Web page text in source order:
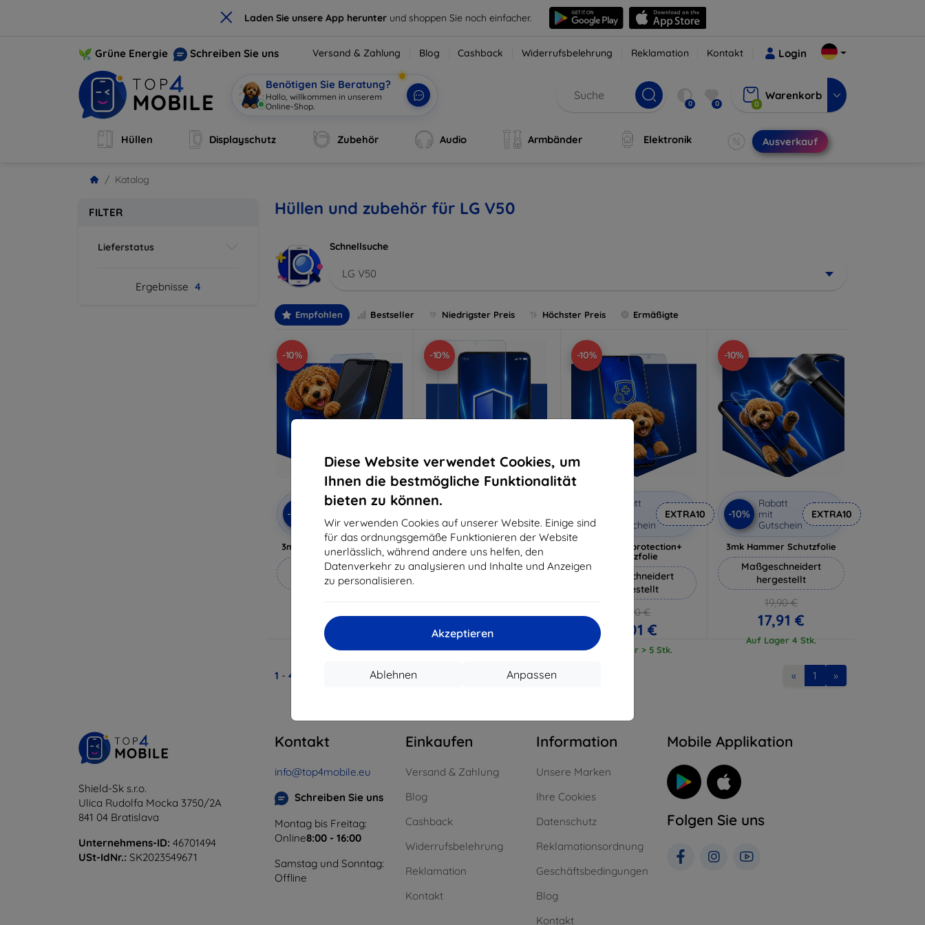
× Laden Sie unsere App herunter und shoppen Sie noch einfacher.
Diese Website verwendet Cookies, um
Ihnen die bestmögliche Funktionalität
bieten zu können.
Wir verwenden Cookies auf unserer Website. Einige sind
für das ordnungsgemäße Funktionieren der Website
unerlässlich, während andere uns helfen, den
Datenverkehr zu analysieren und Inhalte und Anzeigen
zu personalisieren.
Akzeptieren
Anpassen
Ablehnen
Grüne Energie Schreiben Sie uns Versand & Zahlung Blog Cashback Widerrufsbelehrung Reklamation Kontakt Login
Benötigen Sie Beratung?
Hallo, willkommen in unserem
Online-Shop.
0 0 0
Warenkorb
Hüllen Displayschutz Zubehör Audio Armbänder Elektronik Ausverkauf
Katalog
FILTER
Lieferstatus
Ergebnisse 4
Hüllen und zubehör für LG V50
Schnellsuche
LG V50
Empfohlen Bestseller Niedrigster Preis Höchster Preis Ermäßigte
-10%
-10%
Rabatt
Gutschein
3mk Anti-Shock Schutzglas
Maßgeschneidert
hergestellt
15,21 €
Auf Lager > 5 Stk.
-10%
Gutschein
3mk Pure Matt Schutzglas
Maßgeschneidert
11,61 €
Auf Lager > 5 Stk.
-10%
Rabatt
Gutschein
EXTRA10
3mk Silverprotection+
Schutzfolie
Maßgeschneidert
hergestellt
18,90 €
17,01 €
Auf Lager > 5 Stk.
-10%
-10%
Rabatt
mit
Gutschein
EXTRA10
3mk Hammer Schutzfolie
Maßgeschneidert
hergestellt
19,90 €
17,91 €
Auf Lager 4 Stk.
1 - 4 « 1 »
Shield-Sk s.r.o.
Ulica Rudolfa Mocka 3750/2A
841 04 Bratislava
Unternehmens-ID: 46701494
USt-IdNr.: SK2023549671
Kontakt
info@top4mobile.eu
Schreiben Sie uns
Montag bis Freitag:
Online8:00 - 16:00
Samstag und Sonntag:
Offline
Einkaufen
Versand & Zahlung
Blog
Cashback
Widerrufsbelehrung
Reklamation
Kontakt
Information
Unsere Marken
Ihre Cookies
Datenschutz
Reklamationsordnung
Geschäftsbedingungen
Blog
Kontakt
Mobile Applikation
Folgen Sie uns